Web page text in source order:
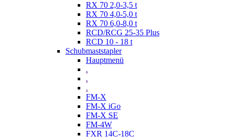
RX 70 2,0-3,5 t
RX 70 4,0-5,0 t
RX 70 6,0-8,0 t
RCD/RCG 25-35 Plus
RCD 10 - 18 t
Schubmaststapler
Hauptmenü
.
.
.
FM-X
FM-X iGo
FM-X SE
FM-4W
FXR 14C-18C